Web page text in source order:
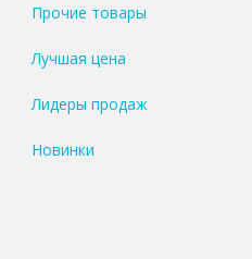
Прочие товары
Лучшая цена
Лидеры продаж
Новинки